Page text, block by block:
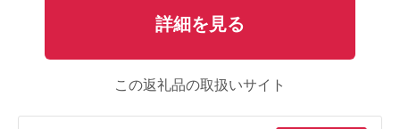
詳細を見る
この返礼品の取扱いサイト